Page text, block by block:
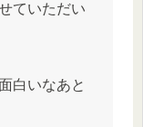
ていただい
白いなあと